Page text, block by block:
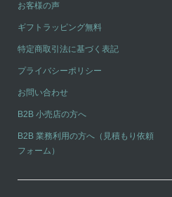
お客様の声
ギフトラッピング無料
特定商取引法に基づく表記
プライバシーポリシー
お問い合わせ
B2B 小売店の方へ
B2B 業務利用の方へ（見積もり依頼
フォーム）